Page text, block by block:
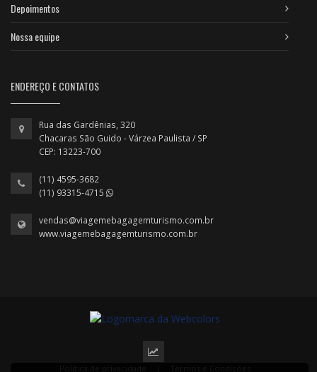
Depoimentos
Nossa equipe
ENDEREÇO E CONTATOS
Rua das Gardênias, 320
Chacaras São Guido - Várzea Paulista / SP
CEP: 13223-700
(11) 4595-3682
(11) 93315-4715
vendas@viagemebagagemturismo.com.br
www.viagemebagagemturismo.com.br